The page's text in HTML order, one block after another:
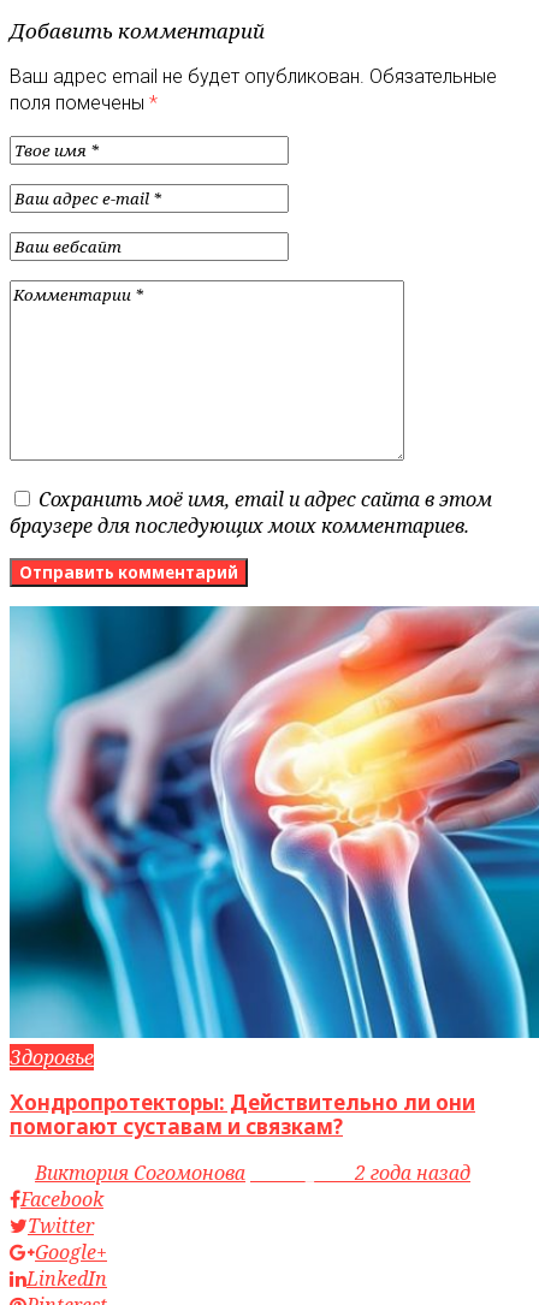
Добавить комментарий
Ваш адрес email не будет опубликован. Обязательные
поля помечены *
Сохранить моё имя, email и адрес сайта в этом
браузере для последующих моих комментариев.
Здоровье
Хондропротекторы: Действительно ли они
помогают суставам и связкам?
byВиктория Согомонова access_time2 года назад
Facebook
Twitter
Google+
LinkedIn